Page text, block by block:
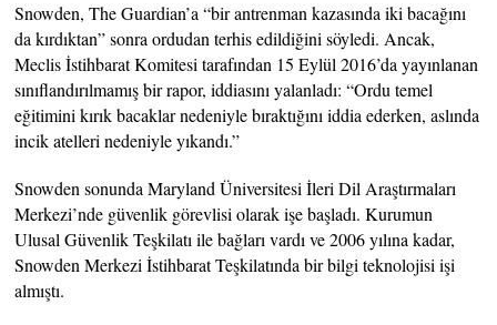
Snowden, The Guardian’a “bir antrenman kazasında iki bacağını
da kırdıktan” sonra ordudan terhis edildiğini söyledi. Ancak,
Meclis İstihbarat Komitesi tarafından 15 Eylül 2016’da yayınlanan
sınıflandırılmamış bir rapor, iddiasını yalanladı: “Ordu temel
eğitimini kırık bacaklar nedeniyle bıraktığını iddia ederken, aslında
incik atelleri nedeniyle yıkandı.”
Snowden sonunda Maryland Üniversitesi İleri Dil Araştırmaları
Merkezi’nde güvenlik görevlisi olarak işe başladı. Kurumun
Ulusal Güvenlik Teşkilatı ile bağları vardı ve 2006 yılına kadar,
Snowden Merkezi İstihbarat Teşkilatında bir bilgi teknolojisi işi
almıştı.